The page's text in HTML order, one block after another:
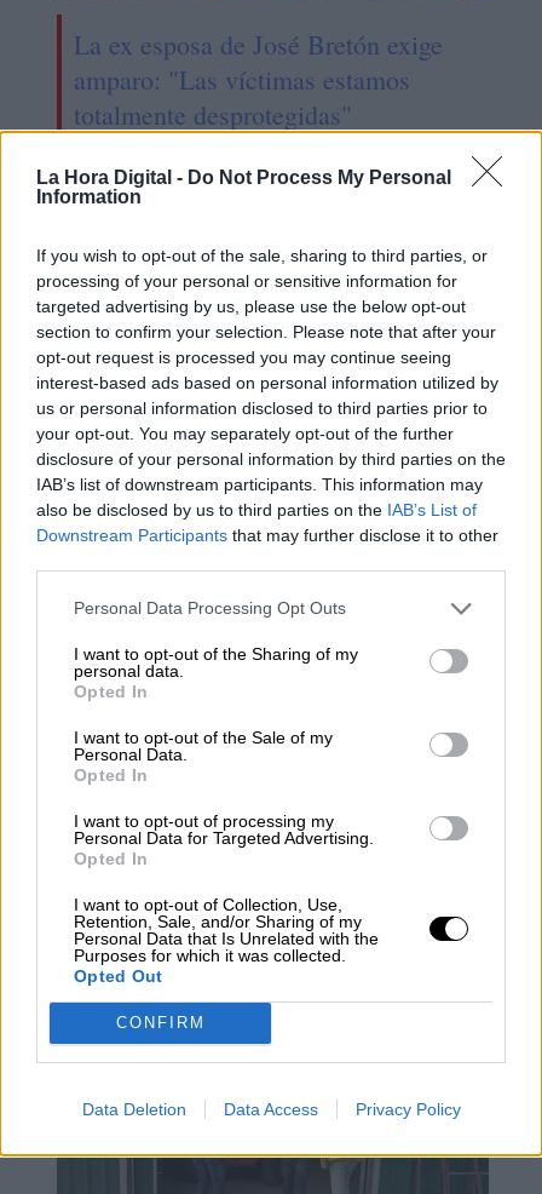
La Hora Digital - Do Not Process My Personal
Information
If you wish to opt-out of the sale, sharing to third parties, or
processing of your personal or sensitive information for
targeted advertising by us, please use the below opt-out
section to confirm your selection. Please note that after your
opt-out request is processed you may continue seeing
interest-based ads based on personal information utilized by
us or personal information disclosed to third parties prior to
your opt-out. You may separately opt-out of the further
disclosure of your personal information by third parties on the
IAB’s list of downstream participants. This information may
also be disclosed by us to third parties on the IAB’s List of
Downstream Participants that may further disclose it to other
Personal Data Processing Opt Outs
I want to opt-out of the Sharing of my
personal data.
Opted In
I want to opt-out of the Sale of my
Personal Data.
Opted In
I want to opt-out of processing my
Personal Data for Targeted Advertising.
Opted In
I want to opt-out of Collection, Use,
Retention, Sale, and/or Sharing of my
Personal Data that Is Unrelated with the
Purposes for which it was collected.
Opted Out
CONFIRM
Data Deletion Data Access Privacy Policy
La ex esposa de José Bretón exige
amparo: "Las víctimas estamos
totalmente desprotegidas"
PSOE y Podemos acercan posturas
sobre la Ley de Vivienda del
ministro Ábalos
Adriana Lastra: “La derecha solo
entiende la democracia cuando les
votan a ellos”